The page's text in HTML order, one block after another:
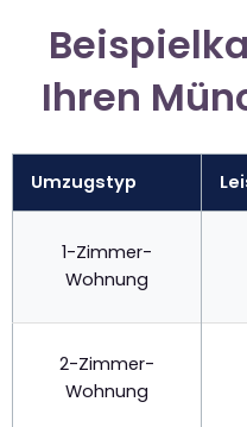
Ihren
Umzugstyp
1-Zimmer-
Wohnung
2-Zimmer-
Wohnung